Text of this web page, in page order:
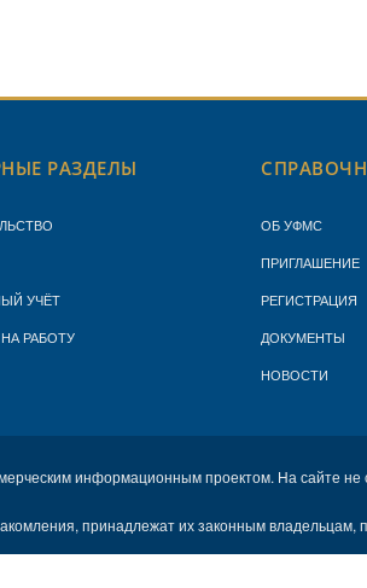
РАЗДЕЛЫ
УЧЁТ
РАБОТУ
ОБ УФМС
ПРИГЛАШЕНИЕ
РЕГИСТРАЦИЯ
ДОКУМЕНТЫ
НОВОСТИ
информационным проектом. На сайте
принадлежат их законным владельцам,